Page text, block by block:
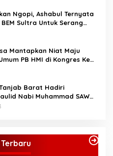
Ngopi, Ashabul Ternyata
Sultra Untuk Serang
Mantapkan Niat Maju
PB HMI di Kongres Ke
Barat Hadiri
Nabi Muhammad SAW
Darul Falah Senyerang
Terpilih
2025